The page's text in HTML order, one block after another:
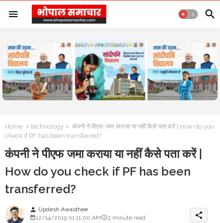
Home technology
कंपनी ने पीएफ जमा कराया या नहीं कैसे पता करें | How do you
check if PF has been transferred?
कंपनी ने पीएफ जमा कराया या नहीं कैसे पता करें |
How do you check if PF has been
transferred?
person Updesh Awasthee
12/14/2019 01:11:00 AM
2 minute read share